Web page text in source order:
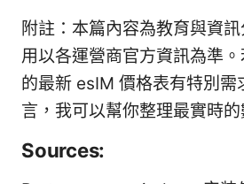
附註：本篇內容為教育與資
用以各運營商官方資訊為準
的最新 esIM 價格表有特別需
言，我可以幫你整理最實時的
Sources: